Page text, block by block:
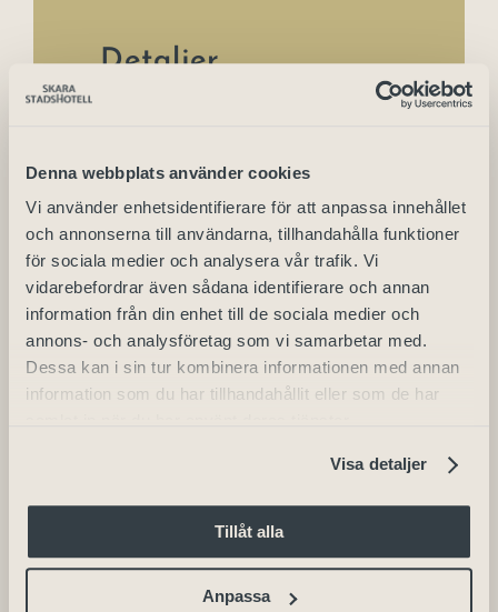
Denna webbplats använder cookies
Vi använder enhetsidentifierare för att anpassa innehållet
och annonserna till användarna, tillhandahålla funktioner
för sociala medier och analysera vår trafik. Vi
vidarebefordrar även sådana identifierare och annan
information från din enhet till de sociala medier och
annons- och analysföretag som vi samarbetar med.
Dessa kan i sin tur kombinera informationen med annan
information som du har tillhandahållit eller som de har
Visa detaljer
Tillåt alla
Anpassa
Detaljer
2024-07-26
Arrangör
Skara Stadshotell
Telefon
+46 (0) 511 - 240 50
info.skarastadt@julahotell.se